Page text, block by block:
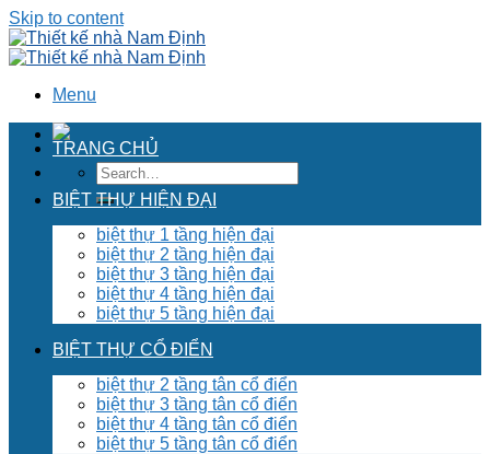
Skip to content
Menu
TRANG CHỦ
BIỆT THỰ HIỆN ĐẠI
biệt thự 1 tầng hiện đại
biệt thự 2 tầng hiện đại
biệt thự 3 tầng hiện đại
biệt thự 4 tầng hiện đại
biệt thự 5 tầng hiện đại
BIỆT THỰ CỔ ĐIỂN
biệt thự 2 tầng tân cổ điển
biệt thự 3 tầng tân cổ điển
biệt thự 4 tầng tân cổ điển
biệt thự 5 tầng tân cổ điển